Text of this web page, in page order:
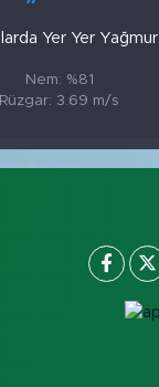
Yer Yer Yağmur
Nem: %81
Rüzgar: 3.69 m/s